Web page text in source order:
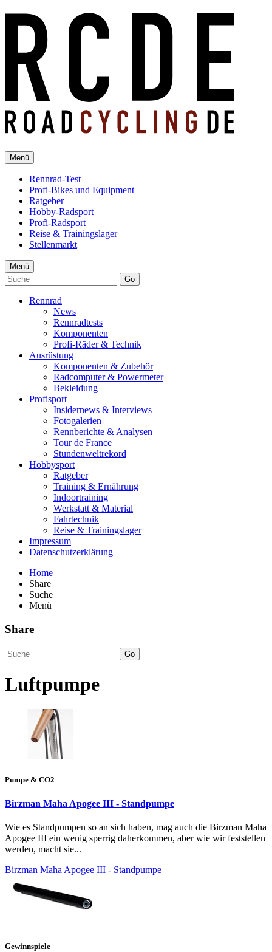
Menü
Rennrad-Test
Profi-Bikes und Equipment
Ratgeber
Hobby-Radsport
Profi-Radsport
Reise & Trainingslager
Stellenmarkt
Menü
Go
Rennrad
News
Rennradtests
Komponenten
Profi-Räder & Technik
Ausrüstung
Komponenten & Zubehör
Radcomputer & Powermeter
Bekleidung
Profisport
Insidernews & Interviews
Fotogalerien
Rennberichte & Analysen
Tour de France
Stundenweltrekord
Hobbysport
Ratgeber
Training & Ernährung
Indoortraining
Werkstatt & Material
Fahrtechnik
Reise & Trainingslager
Impressum
Datenschutzerklärung
Home
Share
Suche
Menü
Share
Go
Luftpumpe
Pumpe & CO2
Birzman Maha Apogee III - Standpumpe
Wie es Standpumpen so an sich haben, mag auch die Birzman Maha
Apogee III ein wenig sperrig daherkommen, aber wie wir feststellen
werden, macht sie...
Birzman Maha Apogee III - Standpumpe
Gewinnspiele